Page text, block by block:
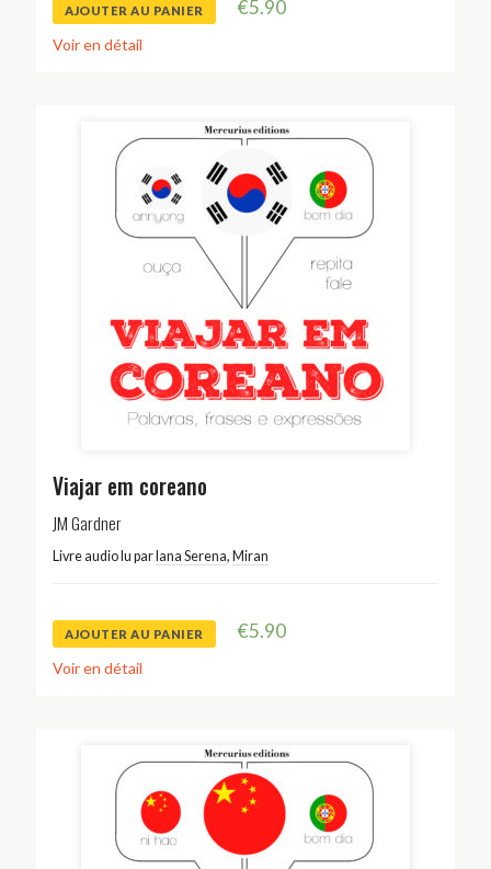
AJOUTER AU PANIER €5.90
Voir en détail
Viajar em coreano
JM Gardner
Livre audio lu par Iana Serena, Miran
AJOUTER AU PANIER €5.90
Voir en détail